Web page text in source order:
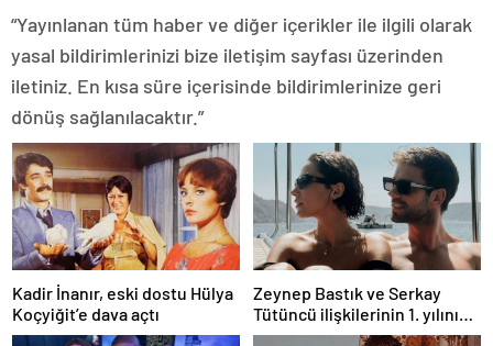
“Yayınlanan tüm haber ve diğer içerikler ile ilgili olarak
yasal bildirimlerinizi bize iletişim sayfası üzerinden
iletiniz. En kısa süre içerisinde bildirimlerinize geri
dönüş sağlanılacaktır.”
Kadir İnanır, eski dostu Hülya
Koçyiğit’e dava açtı
Zeynep Bastık ve Serkay
Tütüncü ilişkilerinin 1. yılını
kutladı